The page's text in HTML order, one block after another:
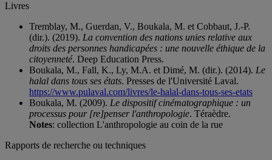
Livres
Tremblay, M., Guerdan, V., Boukala, M. et Cobbaut, J.-P.
(dir.). (2019). La convention des nations unies relative aux
droits des personnes handicapées : une nouvelle éthique de la
citoyenneté. Deep Education Press.
Boukala, M., Fall, K., Ly, M.A. et Dimé, M. (dir.). (2014). Le
halal dans tous ses états. Presses de l'Université Laval.
https://www.pulaval.com/livres/le-halal-dans-tous-ses-etats
Boukala, M. (2009). Le dispositif cinématographique : un
processus pour [re]penser l'anthropologie. Téraèdre.
Notes: collection L'anthropologie au coin de la rue
Rapports de recherche ou techniques